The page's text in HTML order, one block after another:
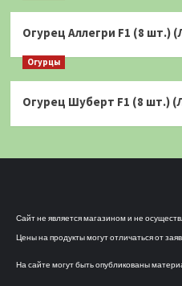
Огурец Аллегри F1 (8 шт.)
Огурцы
Огурец Шуберт F1 (8 шт.)
Сайт не является магазином и не
Цены на продукты могут отличаться от
На сайте могут быть опубликованы